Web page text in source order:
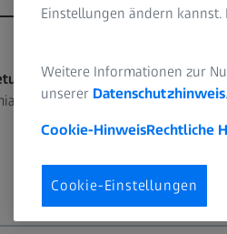
Kohli, BDS, DDS
USA
Einstellungen ändern
Weitere Informationen zur
unserer Datenschutzhinweis.
Cookie-HinweisRechtliche
Cookie-Einstellungen